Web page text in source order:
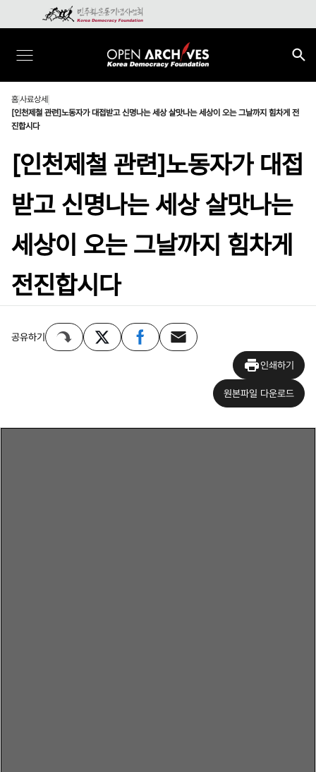
홈사료상세
[인천제철 관련]노동자가 대접받고 신명나는 세상 살맛나는 세상이 오는 그날까지 힘차게 전
진합시다
[인천제철 관련]노동자가 대접
받고 신명나는 세상 살맛나는
세상이 오는 그날까지 힘차게
전진합시다
공유하기
인쇄하기
원본파일 다운로드